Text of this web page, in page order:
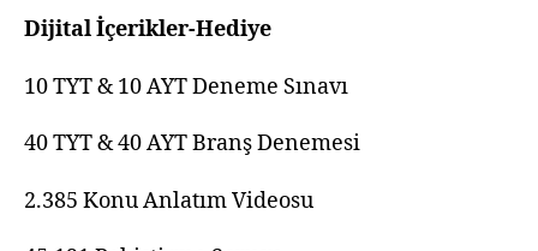
Dijital İçerikler-Hediye
10 TYT & 10 AYT Deneme Sınavı
40 TYT & 40 AYT Branş Denemesi
2.385 Konu Anlatım Videosu